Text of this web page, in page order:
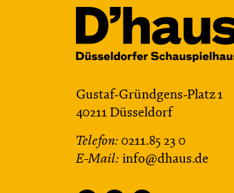
Gustaf-Gründgens-Platz 1
40211 Düsseldorf
Telefon: 0211.85 23 0
E-Mail: info@dhaus.de